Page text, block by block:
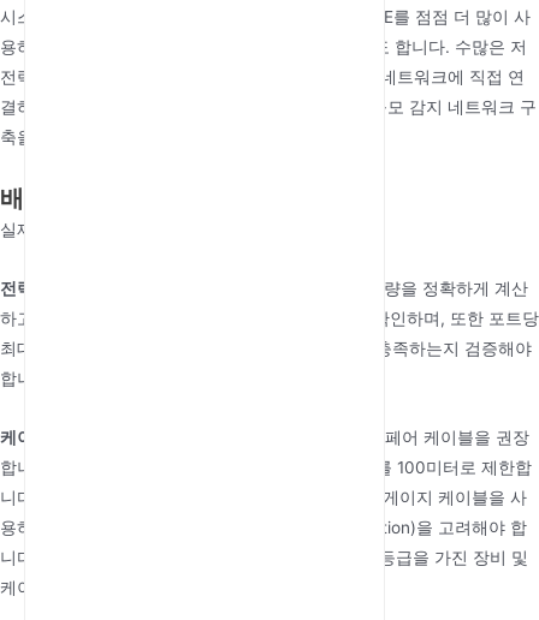
시스템, 도어 액세스 리더 및 스마트 조명 기구는 PoE를 점점 더 많이 사
용하고 있으며, 이는 IoT의 자연스러운 파트너이기도 합니다. 수많은 저
전력 센서, 스마트 태그 및 환경 모니터링 단말기는 네트워크에 직접 연
결하고 이더넷을 통해 전원을 공급받을 수 있어 대규모 감지 네트워크 구
축을 용이하게 합니다.
배포 고려 사항: 계획 및 예방 조치
실제 배포 전 신중한 계획이 중요합니다.
전력 예산 계산:
계획된 모든 PD의 총 최대 전력 소비량을 정확하게 계산
하고 PSE의 총 전력 예산에 충분한 여유가 있는지 확인하며, 또한 포트당
최대 출력 전력이 특정 고전력 장치의 요구 사항을 충족하는지 검증해야
합니다.
케이블 품질 및 거리:
표준은 Cat5e 이상의 트위스트 페어 케이블을 권장
합니다. 케이블의 전압 강하는 최대 유효 전송 거리를 100미터로 제한합
니다. 더 긴 거리 또는 더 높은 전력의 경우, 더 굵은 게이지 케이블을 사
용하거나 미드스팬 전력 주입(midspan power injection)을 고려해야 합
니다. 실외 또는 가혹한 산업 환경에서는 적절한 IP 등급을 가진 장비 및
케이블을 고려해야 합니다.